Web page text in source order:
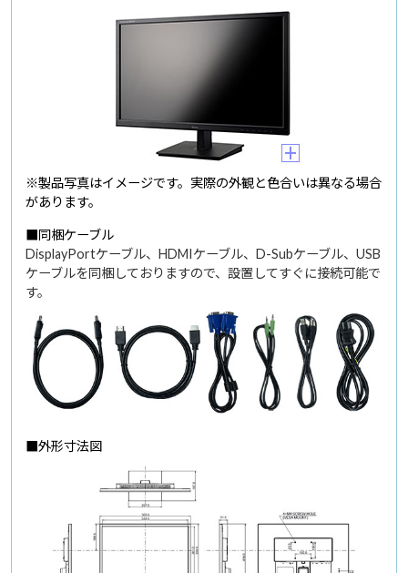
※製品写真はイメージです。実際の外観と色合いは異なる場合
があります。
■同梱ケーブル
DisplayPortケーブル、HDMIケーブル、D-Subケーブル、USB
ケーブルを同梱しておりますので、設置してすぐに接続可能で
す。
■外形寸法図